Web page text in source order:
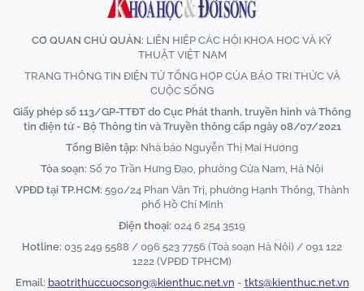
CƠ QUAN CHỦ QUẢN: LIÊN HIỆP CÁC HỘI KHOA HỌC VÀ KỸ
THUẬT VIỆT NAM
TRANG THÔNG TIN ĐIỆN TỬ TỔNG HỢP CỦA BÁO TRI THỨC VÀ
CUỘC SỐNG
Giấy phép số 113/GP-TTĐT do Cục Phát thanh, truyền hình và Thông
tin điện tử - Bộ Thông tin và Truyền thông cấp ngày 08/07/2021
Tổng Biên tập: Nhà báo Nguyễn Thị Mai Hương
Tòa soạn: Số 70 Trần Hưng Đạo, phường Cửa Nam, Hà Nội
VPĐD tại TP.HCM: 590/24 Phan Văn Trị, phường Hạnh Thông, Thành
phố Hồ Chí Minh
Điện thoại: 024 6 254 3519
Hotline: 035 249 5588 / 096 523 7756 (Toà soạn Hà Nội) / 091 122
1222 (VPĐD TPHCM)
Email: baotrithuccuocsong@kienthuc.net.vn - tkts@kienthuc.net.vn